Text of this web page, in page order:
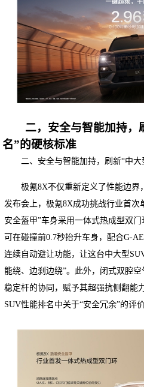
二，安全与智能加持，
名”的硬核标准
二、安全与智能加持，刷新“中
极氪8X不仅重新定义了性能边界
发布会上，极氪8X成功挑战行业首次
安全盔甲”车身采用一体式热成型双
可在碰撞前0.7秒抬升车身，配合G-
连续自动避让功能，让这台中大型
能绕、边刹边绕”。此外，闭式双腔
稳定杆的协同，赋予其超强抗侧翻能
SUV性能排名中关于“安全冗余”的评价